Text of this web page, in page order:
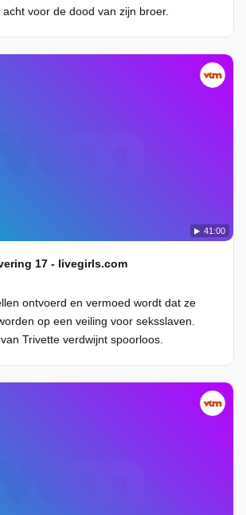
voor de dood van zijn broer.
41:00
17 - livegirls.com
ontvoerd en vermoed wordt dat ze
op een veiling voor seksslaven.
Trivette verdwijnt spoorloos.